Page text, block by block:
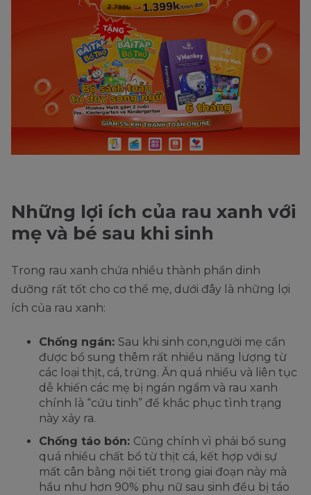
Những lợi ích của rau xanh với
mẹ và bé sau khi sinh
Trong rau xanh chứa nhiều thành phần dinh
dưỡng rất tốt cho cơ thể mẹ, dưới đây là những lợi
ích của rau xanh:
Chống ngán: Sau khi sinh con,người mẹ cần
được bổ sung thêm rất nhiều năng lượng từ
các loại thịt, cá, trứng. Ăn quá nhiều và liên tục
dễ khiến các mẹ bị ngán ngẩm và rau xanh
chính là “cứu tinh” để khắc phục tình trạng
này xảy ra.
Chống táo bón: Cũng chính vì phải bổ sung
quá nhiều chất bổ từ thịt cá, kết hợp với sự
mất cân bằng nội tiết trong giai đoạn này mà
hầu như hơn 90% phụ nữ sau sinh đều bị táo